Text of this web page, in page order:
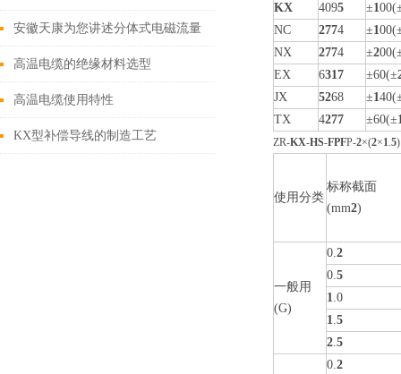
安徽天康为您讲述分体式电磁流量
计用途有哪些
高温电缆的绝缘材料选型
高温电缆使用特性
KX型补偿导线的制造工艺
KX
4095 ±1
NC
2774 ±1
NX
2774 ±2
EX
6317 ±60(±
JX
5268 ±1
TX
4277 ±60(±
ZR-KX-HS-FPFP-2×(2×1.5
使用分类
标称截面
(mm2)
一般用
(G)
0.2
0.5
1.0
1.5
2.5
0.2